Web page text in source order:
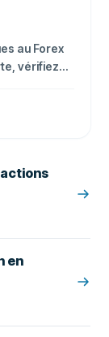
au Forex
vérifiez
en